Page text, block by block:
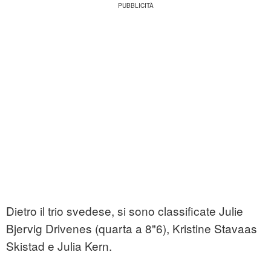
Dietro il trio svedese, si sono classificate Julie
Bjervig Drivenes (quarta a 8"6), Kristine Stavaas
Skistad e Julia Kern.